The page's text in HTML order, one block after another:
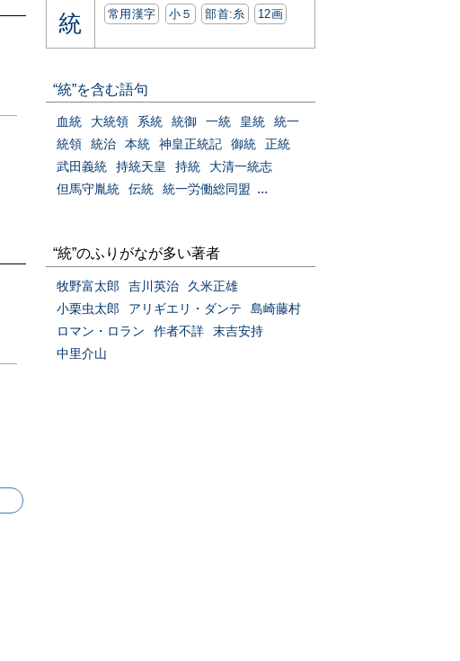
統 常用漢字 小５ 部首:⽷ 12画
“統”を含む語句
血統 大統領 系統 統御 一統 皇統
統一
統領
統治 本統 神皇正統記 御統
正統
武田義統
持統天皇 持統
大清一統志
但馬守胤統
伝統 統一労働総同盟 ...
“統”のふりがなが多い著者
牧野富太郎 吉川英治
久米正雄
小栗虫太郎
アリギエリ・ダンテ
島崎藤村
ロマン・ロラン
作者不詳
末吉安持
中里介山